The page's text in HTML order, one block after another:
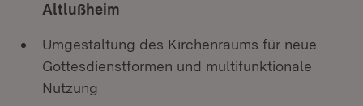
Altlußheim
Umgestaltung des Kirchenraums für neue
Gottesdienstformen und multifunktionale
Nutzung